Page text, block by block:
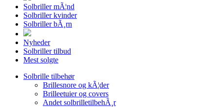
Solbriller mÃ¦nd
Solbriller kvinder
Solbriller bÃ¸rn
Nyheder
Solbriller tilbud
Mest solgte
Solbrille tilbehør
Brillesnore og kÃ¦der
Brilleetuier og covers
Andet solbrilletilbehÃ¸r